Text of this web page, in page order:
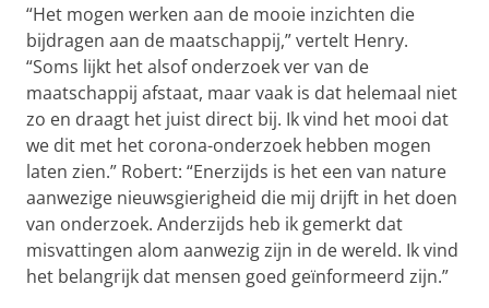
“Het mogen werken aan de mooie inzichten die
bijdragen aan de maatschappij,” vertelt Henry.
“Soms lijkt het alsof onderzoek ver van de
maatschappij afstaat, maar vaak is dat helemaal niet
zo en draagt het juist direct bij. Ik vind het mooi dat
we dit met het corona-onderzoek hebben mogen
laten zien.” Robert: “Enerzijds is het een van nature
aanwezige nieuwsgierigheid die mij drijft in het doen
van onderzoek. Anderzijds heb ik gemerkt dat
misvattingen alom aanwezig zijn in de wereld. Ik vind
het belangrijk dat mensen goed geïnformeerd zijn.”